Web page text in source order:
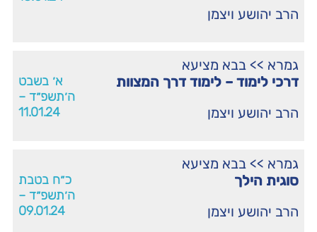
הרב יהושע ויצמן
גמרא >> בבא מציעא
דרכי לימוד – לימוד דרך המצוות
הרב יהושע ויצמן
א׳ בשבט
ה׳תשפ״ד –
11.01.24
גמרא >> בבא מציעא
סוגית הילך
הרב יהושע ויצמן
כ״ח בטבת
ה׳תשפ״ד –
09.01.24